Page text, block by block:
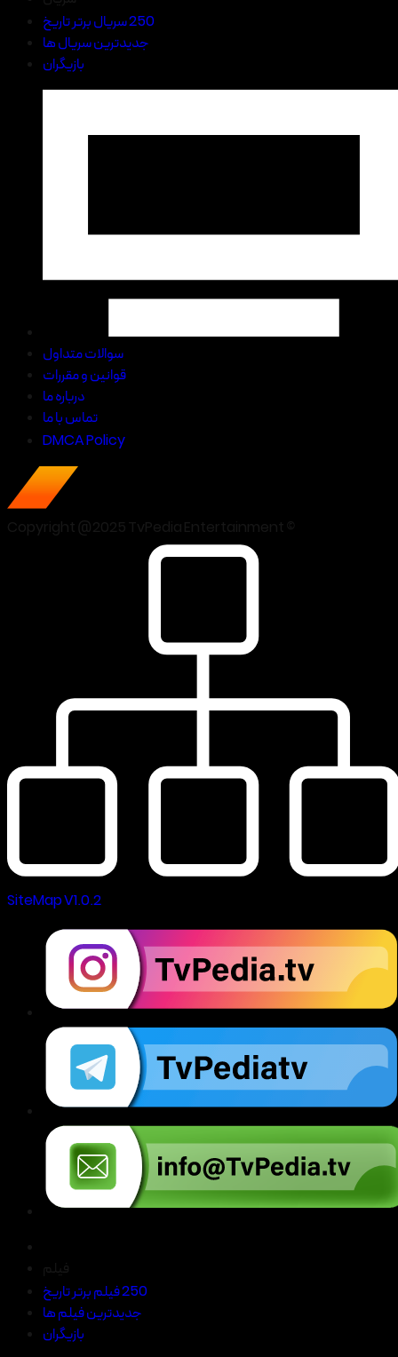
250 سریال برتر تاریخ
جدیدترین سریال ها
بازیگران
سوالات متداول
قوانین و مقررات
درباره ما
تماس با ما
DMCA Policy
SiteMap V1.0.2
250 فیلم برتر تاریخ
جدیدترین فیلم ها
بازیگران